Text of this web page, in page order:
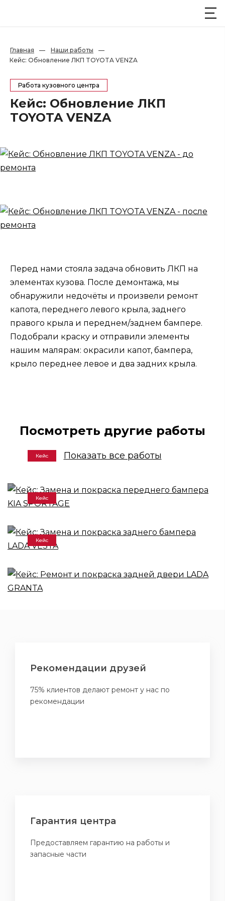
Главная — Наши работы
—
Кейс: Обновление ЛКП TOYOTA VENZA
Работа кузовного центра
Кейс: Обновление ЛКП
TOYOTA VENZA
Перед нами стояла задача обновить ЛКП на
элементах кузова. После демонтажа, мы
обнаружили недочёты и произвели ремонт
капота, переднего левого крыла, заднего
правого крыла и переднем/заднем бампере.
Подобрали краску и отправили элементы
нашим малярам: окрасили капот, бампера,
крыло переднее левое и два задних крыла.
Посмотреть другие работы
Показать все работы
Кейс
бампера KIA SPORTAGE
Кейс
бампера LADA VESTA
Кейс
двери LADA GRANTA
Рекомендации друзей
75% клиентов делают ремонт у нас по
рекомендации
Гарантия центра
Предоставляем гарантию на работы и
запасные части